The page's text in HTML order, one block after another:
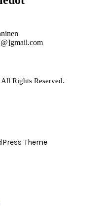
Rights Reserved.
Theme